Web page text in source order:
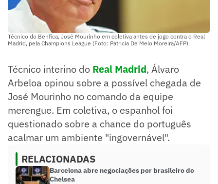
Técnico do Benfica, José Mourinho em coletiva antes de jogo contra o Real
Madrid, pela Champions League (Foto: Patricia De Melo Moreira/AFP)
Técnico interino do Real Madrid, Álvaro
Arbeloa opinou sobre a possível chegada de
José Mourinho no comando da equipe
merengue. Em coletiva, o espanhol foi
questionado sobre a chance do português
acalmar um ambiente "ingovernável".
RELACIONADAS
Barcelona abre negociações por brasileiro do
Chelsea